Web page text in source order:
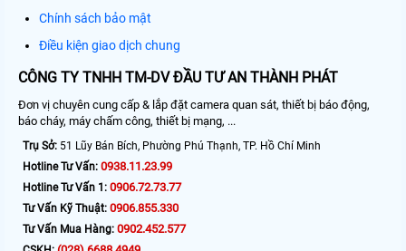
Chính sách bảo mật
Điều kiện giao dịch chung
CÔNG TY TNHH TM-DV ĐẦU TƯ AN THÀNH PHÁT
Đơn vị chuyên cung cấp & lắp đặt camera quan sát, thiết bị báo động,
báo cháy, máy chấm công, thiết bị mạng, ...
Trụ Sở: 51 Lũy Bán Bích, Phường Phú Thạnh, TP. Hồ Chí Minh
Hotline Tư Vấn: 0938.11.23.99
Hotline Tư Vấn 1: 0906.72.73.77
Tư Vấn Kỹ Thuật: 0906.855.330
Tư Vấn Mua Hàng: 0902.452.577